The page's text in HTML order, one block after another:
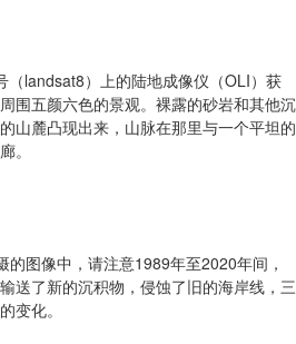
landsat8）上的陆地成像仪（OLI）获
围五颜六色的景观。裸露的砂岩和其他沉
山麓凸现出来，山脉在那里与一个平坦的
。
图像中，请注意1989年至2020年间，
送了新的沉积物，侵蚀了旧的海岸线，三
变化。